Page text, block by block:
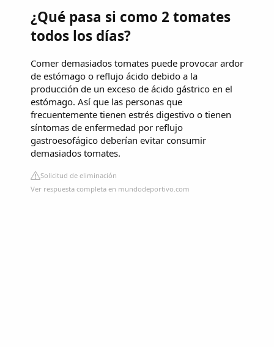
¿Qué pasa si como 2 tomates
todos los días?
Comer demasiados tomates puede provocar ardor
de estómago o reflujo ácido debido a la
producción de un exceso de ácido gástrico en el
estómago. Así que las personas que
frecuentemente tienen estrés digestivo o tienen
síntomas de enfermedad por reflujo
gastroesofágico deberían evitar consumir
demasiados tomates.
Solicitud de eliminación
Ver respuesta completa en mundodeportivo.com